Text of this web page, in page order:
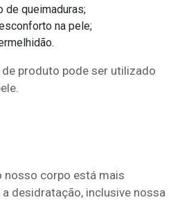
de queimaduras;
na pele;
produto pode ser utilizado
nosso corpo está mais
desidratação, inclusive nossa